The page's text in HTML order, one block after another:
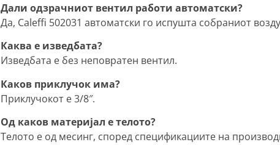
Дали одзрачниот вентил работи автоматски?
Да, Caleffi 502031 автоматски го испушта собраниот
Каква е изведбата?
Изведбата е без неповратен вентил.
Каков приклучок има?
Приклучокот е 3/8″.
Од каков материјал е телото?
Телото е од месинг, според спецификациите на